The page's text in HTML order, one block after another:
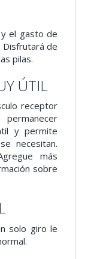
el gasto de
Disfrutará de
pilas.
ÚTIL
receptor
y permite
necesitan.
más
sobre
solo giro le